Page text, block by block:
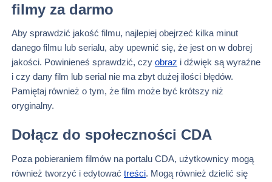
filmy za darmo
Aby sprawdzić jakość filmu, najlepiej obejrzeć kilka minut
danego filmu lub serialu, aby upewnić się, że jest on w dobrej
jakości. Powinieneś sprawdzić, czy obraz i dźwięk są wyraźne
i czy dany film lub serial nie ma zbyt dużej ilości błędów.
Pamiętaj również o tym, że film może być krótszy niż
oryginalny.
Dołącz do społeczności CDA
Poza pobieraniem filmów na portalu CDA, użytkownicy mogą
również tworzyć i edytować treści. Mogą również dzielić się